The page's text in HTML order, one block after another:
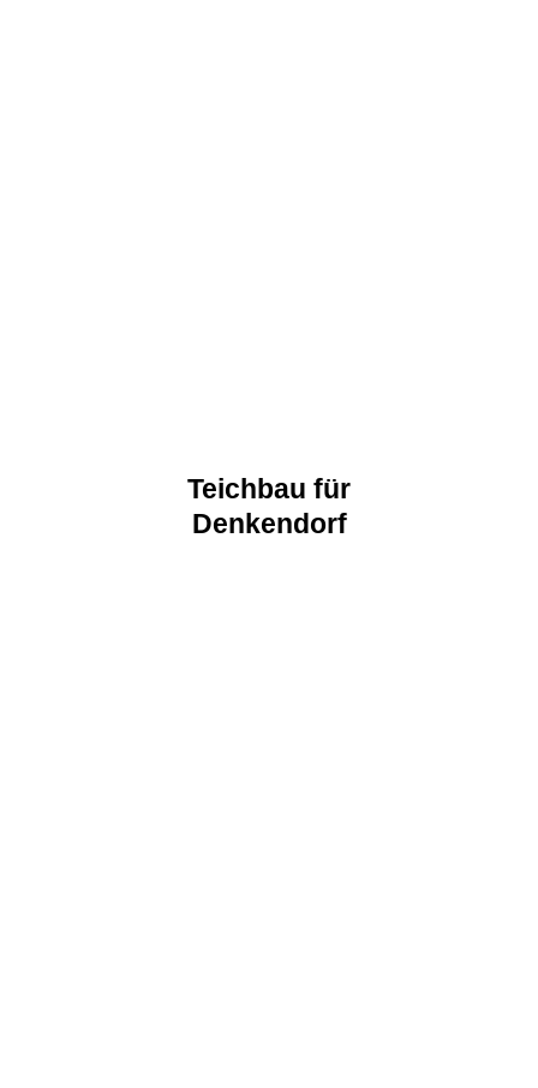
Teichbau für
Denkendorf